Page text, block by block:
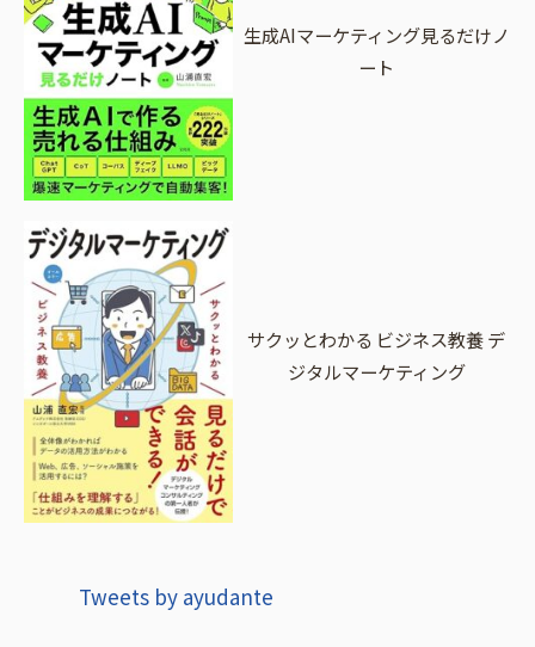
生成AIマーケティング見るだけノ
ート
サクッとわかる ビジネス教養 デ
ジタルマーケティング
Tweets by ayudante